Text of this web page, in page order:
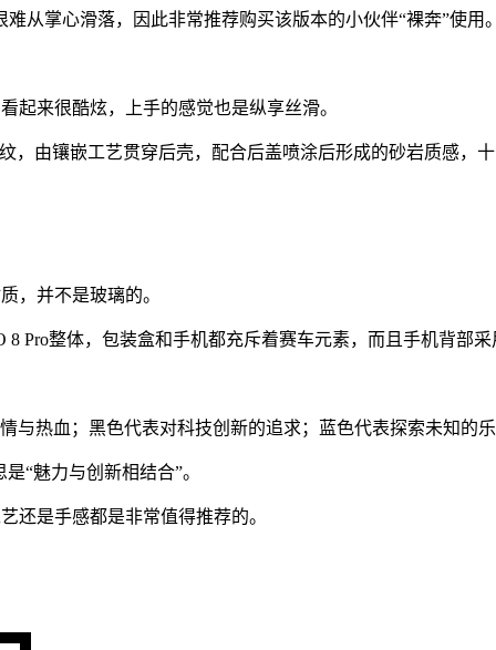
从掌心滑落，因此非常推荐购买该版本的小伙伴“裸奔”使用
起来很酷炫，上手的感觉也是纵享丝滑。
，由镶嵌工艺贯穿后壳，配合后盖喷涂后形成的砂岩质感，
，并不是玻璃的。
Pro整体，包装盒和手机都充斥着赛车元素，而且手机背部
与热血；黑色代表对科技创新的追求；蓝色代表探索未知的
“魅力与创新相结合”。
还是手感都是非常值得推荐的。